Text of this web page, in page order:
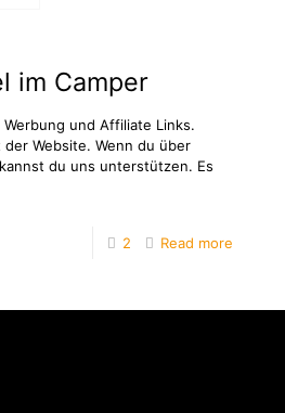
im Camper
und Affiliate Links.
der Website. Wenn du über
du uns unterstützen. Es
2 Read more